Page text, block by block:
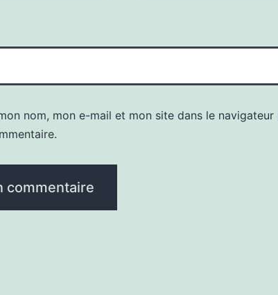
nom, mon e-mail et mon site dans le navigateur